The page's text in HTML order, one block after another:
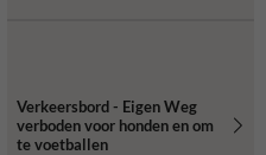
Verkeersbord - Eigen Weg
verboden voor honden en om
te voetballen